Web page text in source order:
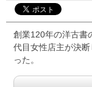
創業120年の洋古書
代目女性店主が決
った。